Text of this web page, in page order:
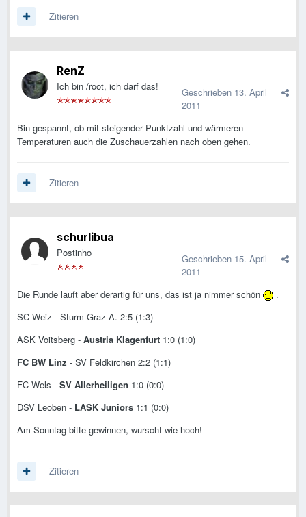
Zitieren
RenZ
Ich bin /root, ich darf das! Geschrieben 13. April
2011
Bin gespannt, ob mit steigender Punktzahl und wärmeren
Temperaturen auch die Zuschauerzahlen nach oben gehen.
Zitieren
schurlibua
Postinho Geschrieben 15. April
2011
Die Runde lauft aber derartig für uns, das ist ja nimmer schön
.
SC Weiz - Sturm Graz A. 2:5 (1:3)
ASK Voitsberg - Austria Klagenfurt 1:0 (1:0)
FC BW Linz - SV Feldkirchen 2:2 (1:1)
FC Wels - SV Allerheiligen 1:0 (0:0)
DSV Leoben - LASK Juniors 1:1 (0:0)
Am Sonntag bitte gewinnen, wurscht wie hoch!
Zitieren